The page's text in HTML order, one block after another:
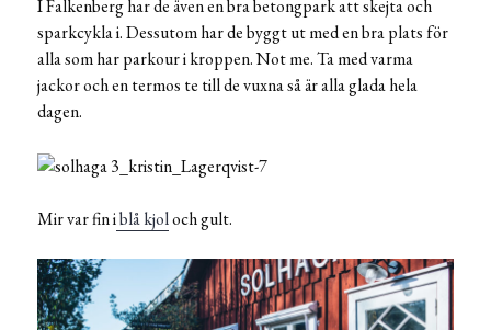
I Falkenberg har de även en bra betongpark att skejta och
sparkcykla i. Dessutom har de byggt ut med en bra plats för
alla som har parkour i kroppen. Not me. Ta med varma
jackor och en termos te till de vuxna så är alla glada hela
dagen.
Mir var fin iblå kjoloch gult.